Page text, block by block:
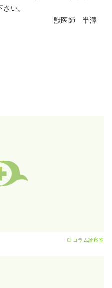
い。
半澤
コラム診察室